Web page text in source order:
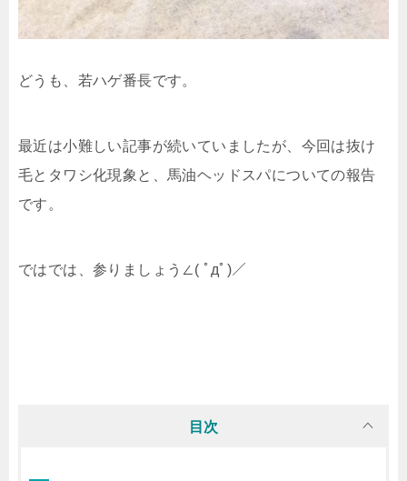
どうも、若ハゲ番長です。
最近は小難しい記事が続いていましたが、今回は抜け
毛とタワシ化現象と、馬油ヘッドスパについての報告
です。
ではでは、参りましょう∠( ﾟдﾟ)／
目次